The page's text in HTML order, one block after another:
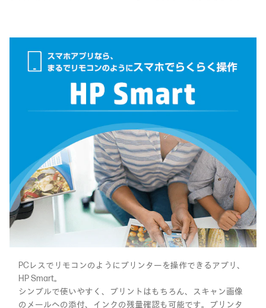
PCレスでリモコンのようにプリンターを操作できるアプリ、
HP Smart。
シンプルで使いやすく、プリントはもちろん、スキャン画像
のメールへの添付、インクの残量確認も可能です。プリンタ